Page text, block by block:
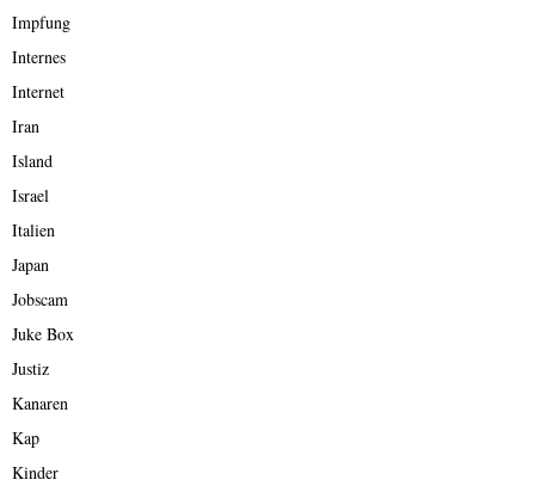
Impfung
Internes
Internet
Iran
Island
Israel
Italien
Japan
Jobscam
Juke Box
Justiz
Kanaren
Kap
Kinder